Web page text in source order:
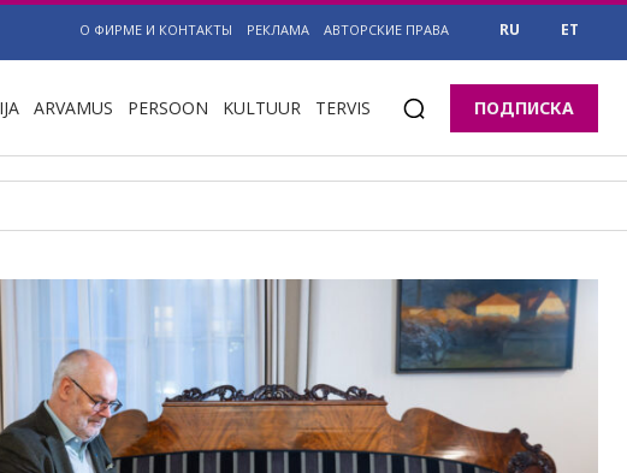
О ФИРМЕ И КОНТАКТЫ РЕКЛАМА АВТОРСКИЕ ПРАВА RU ET
ARVAMUS PERSOON KULTUUR TERVIS ПОДПИСКА